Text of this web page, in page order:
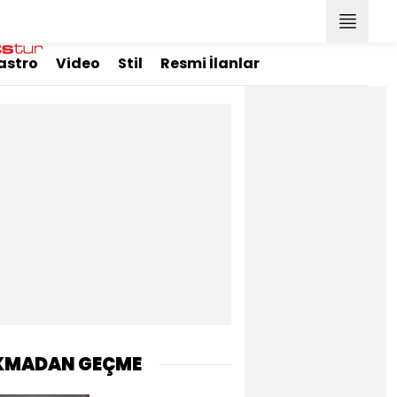
Video Stil Resmi İlanlar
GEÇME